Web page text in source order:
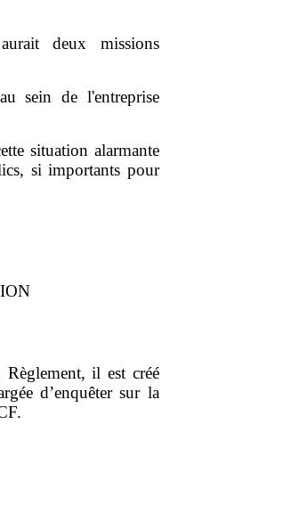
deux missions
sein de l'entreprise
situation alarmante
si importants pour
il est créé
d’enquêter sur la